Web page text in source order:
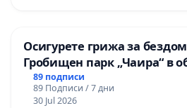
Осигурете грижа за
Гробищен парк „Чаира“ в
89 подписи
89 Подписи / 7 дни
30 Jul 2026